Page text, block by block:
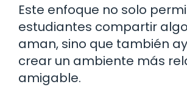
Este enfoque no solo
estudiantes compartir
aman, sino que también
crear un ambiente más
amigable.